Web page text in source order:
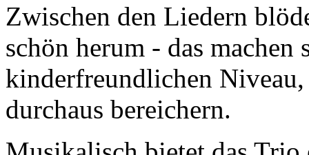
Zwischen den Liedern
schön herum - das
kinderfreundlichen Niveau,
durchaus bereichern.